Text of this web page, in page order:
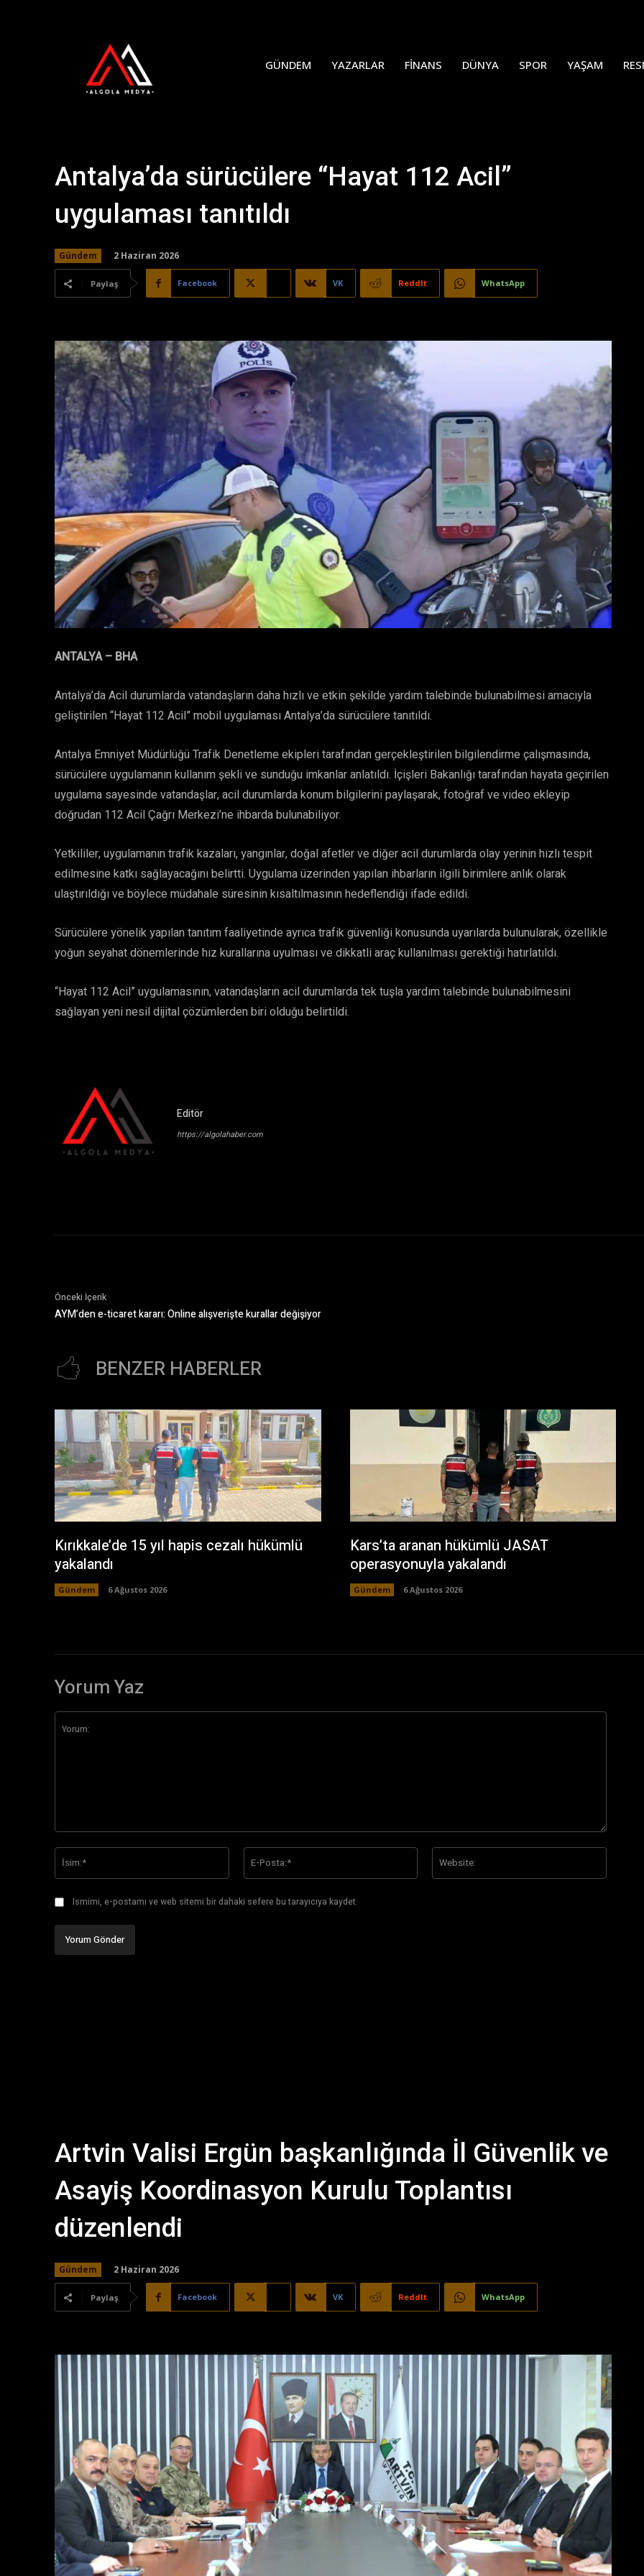
GÜNDEM YAZARLAR FINANS DÜNYA SPOR YAŞAM
Antalya’da sürücülere “Hayat 112 Acil”
uygulaması tanıtıldı
Gündem 2 Haziran 2026
Paylaş Facebook VK ReddIt WhatsApp
ANTALYA – BHA
Antalya’da Acil durumlarda vatandaşların daha hızlı ve etkin şekilde yardım talebinde bulunabilmesi amacıyla
geliştirilen “Hayat 112 Acil” mobil uygulaması Antalya’da sürücülere tanıtıldı.
Antalya Emniyet Müdürlüğü Trafik Denetleme ekipleri tarafından gerçekleştirilen bilgilendirme çalışmasında,
sürücülere uygulamanın kullanım şekli ve sunduğu imkanlar anlatıldı. İçişleri Bakanlığı tarafından hayata geçirilen
uygulama sayesinde vatandaşlar, acil durumlarda konum bilgilerini paylaşarak, fotoğraf ve video ekleyip
doğrudan 112 Acil Çağrı Merkezi’ne ihbarda bulunabiliyor.
Yetkililer, uygulamanın trafik kazaları, yangınlar, doğal afetler ve diğer acil durumlarda olay yerinin hızlı tespit
edilmesine katkı sağlayacağını belirtti. Uygulama üzerinden yapılan ihbarların ilgili birimlere anlık olarak
ulaştırıldığı ve böylece müdahale süresinin kısaltılmasının hedeflendiği ifade edildi.
Sürücülere yönelik yapılan tanıtım faaliyetinde ayrıca trafik güvenliği konusunda uyarılarda bulunularak, özellikle
yoğun seyahat dönemlerinde hız kurallarına uyulması ve dikkatli araç kullanılması gerektiği hatırlatıldı.
“Hayat 112 Acil” uygulamasının, vatandaşların acil durumlarda tek tuşla yardım talebinde bulunabilmesini
sağlayan yeni nesil dijital çözümlerden biri olduğu belirtildi.
Editör
https://algolahaber.com
Önceki İçerik
AYM’den e-ticaret kararı: Online alışverişte kurallar değişiyor
BENZER HABERLER
Kırıkkale’de 15 yıl hapis cezalı hükümlü
yakalandı
Gündem 6 Ağustos 2026
Kars’ta aranan hükümlü JASAT
operasyonuyla yakalandı
Gündem 6 Ağustos 2026
Yorum Yaz
Posta:*
Ismimi, e-postamı ve web sitemi bir dahaki sefere bu tarayıcıya kaydet.